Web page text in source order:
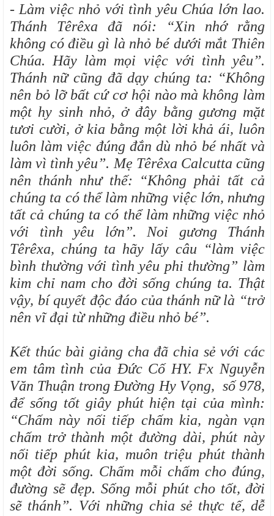
- Làm việc nhỏ với tình yêu Chúa lớn lao.
Thánh Têrêxa đã nói: “Xin nhớ rằng
không có điều gì là nhỏ bé dưới mắt Thiên
Chúa. Hãy làm mọi việc với tình yêu’’.
Thánh nữ cũng đã dạy chúng ta: “Không
nên bỏ lỡ bất cứ cơ hội nào mà không làm
một hy sinh nhỏ, ở đây bằng gương mặt
tươi cười, ở kia bằng một lời khả ái, luôn
luôn làm việc đúng đắn dù nhỏ bé nhất và
làm vì tình yêu”. Mẹ Têrêxa Calcutta cũng
nên thánh như thế: “Không phải tất cả
chúng ta có thể làm những việc lớn, nhưng
tất cả chúng ta có thể làm những việc nhỏ
với tình yêu lớn”. Noi gương Thánh
Têrêxa, chúng ta hãy lấy câu “làm việc
bình thường với tình yêu phi thường” làm
kim chỉ nam cho đời sống chúng ta. Thật
vậy, bí quyết độc đáo của thánh nữ là “trở
nên vĩ đại từ những điều nhỏ bé”.
Kết thúc bài giảng cha đã chia sẻ với các
em tâm tình của Đức Cố HY. Fx Nguyễn
Văn Thuận trong Đường Hy Vọng, số 978,
để sống tốt giây phút hiện tại của mình:
“Chấm này nối tiếp chấm kia, ngàn vạn
chấm trở thành một đường dài, phút này
nối tiếp phút kia, muôn triệu phút thành
một đời sống. Chấm mỗi chấm cho đúng,
đường sẽ đẹp. Sống mỗi phút cho tốt, đời
sẽ thánh”. Với những chia sẻ thực tế, dễ